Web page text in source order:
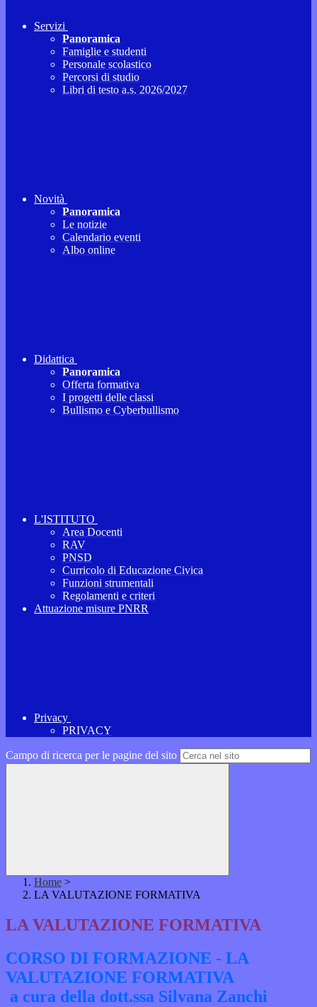
Servizi
Panoramica
Famiglie e studenti
Personale scolastico
Percorsi di studio
Libri di testo a.s. 2026/2027
Novità
Panoramica
Le notizie
Calendario eventi
Albo online
Didattica
Panoramica
Offerta formativa
I progetti delle classi
Bullismo e Cyberbullismo
L'ISTITUTO
Area Docenti
RAV
PNSD
Curricolo di Educazione Civica
Funzioni strumentali
Regolamenti e criteri
Attuazione misure PNRR
Privacy
PRIVACY
Campo di ricerca per le pagine del sito
Home >
LA VALUTAZIONE FORMATIVA
LA VALUTAZIONE FORMATIVA
CORSO DI FORMAZIONE - LA
VALUTAZIONE FORMATIVA
a cura della dott.ssa Silvana Zanchi